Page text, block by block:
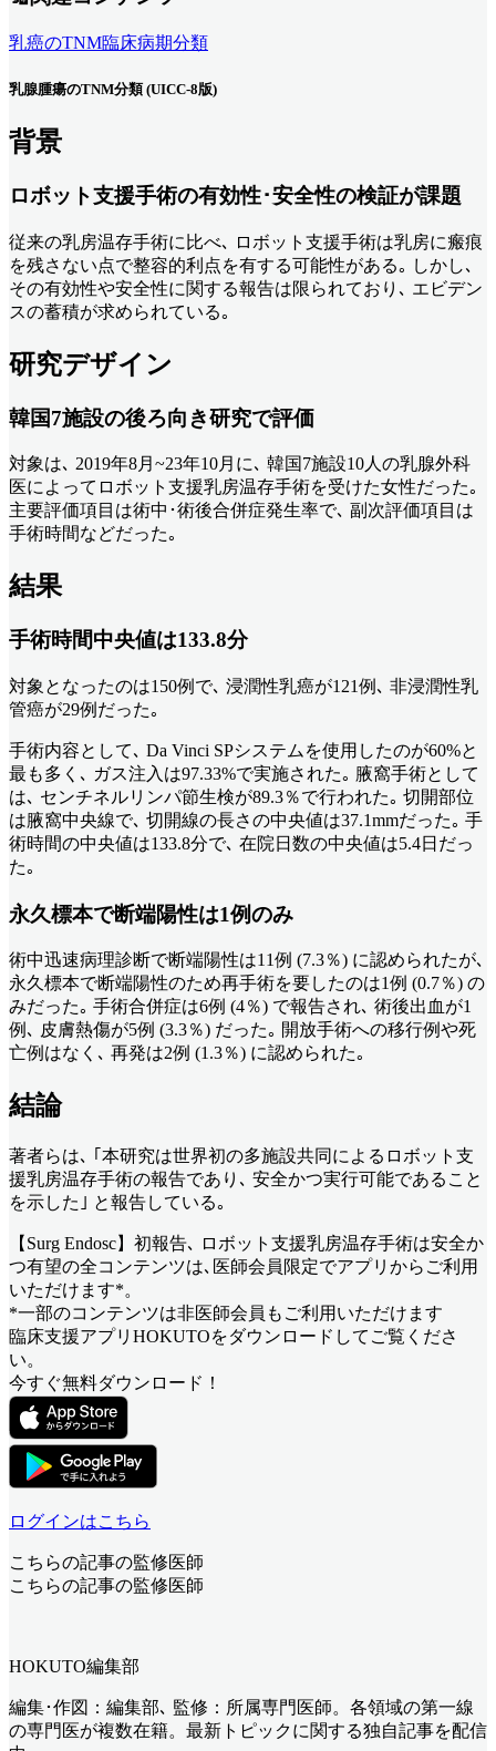
乳癌のTNM臨床病期分類
乳腺腫瘍のTNM分類 (UICC-8版)
背景
ロボット支援手術の有効性･安全性の検証が課題
従来の乳房温存手術に比べ､ ロボット支援手術は乳房に瘢痕
を残さない点で整容的利点を有する可能性がある｡ しかし､
その有効性や安全性に関する報告は限られており､ エビデン
スの蓄積が求められている｡
研究デザイン
韓国7施設の後ろ向き研究で評価
対象は､ 2019年8月~23年10月に､ 韓国7施設10人の乳腺外科
医によってロボット支援乳房温存手術を受けた女性だった｡
主要評価項目は術中･術後合併症発生率で､ 副次評価項目は
手術時間などだった｡
結果
手術時間中央値は133.8分
対象となったのは150例で､ 浸潤性乳癌が121例､ 非浸潤性乳
管癌が29例だった｡
手術内容として､ Da Vinci SPシステムを使用したのが60%と
最も多く､ ガス注入は97.33%で実施された｡ 腋窩手術として
は､ センチネルリンパ節生検が89.3％で行われた｡ 切開部位
は腋窩中央線で､ 切開線の長さの中央値は37.1mmだった｡ 手
術時間の中央値は133.8分で､ 在院日数の中央値は5.4日だっ
た｡
永久標本で断端陽性は1例のみ
術中迅速病理診断で断端陽性は11例 (7.3％) に認められたが､
永久標本で断端陽性のため再手術を要したのは1例 (0.7％) の
みだった｡ 手術合併症は6例 (4％) で報告され､ 術後出血が1
例､ 皮膚熱傷が5例 (3.3％) だった｡ 開放手術への移行例や死
亡例はなく､ 再発は2例 (1.3％) に認められた｡
結論
著者らは､ ｢本研究は世界初の多施設共同によるロボット支
援乳房温存手術の報告であり､ 安全かつ実行可能であること
を示した｣ と報告している｡
【Surg Endosc】初報告､ ロボット支援乳房温存手術は安全か
つ有望の全コンテンツは､医師会員限定でアプリからご利用
いただけます*。
*一部のコンテンツは非医師会員もご利用いただけます
臨床支援アプリHOKUTOをダウンロードしてご覧くださ
い。
今すぐ無料ダウンロード！
ログインはこちら
こちらの記事の監修医師
こちらの記事の監修医師
HOKUTO編集部
編集･作図：編集部､ 監修：所属専門医師。各領域の第一線
の専門医が複数在籍。最新トピックに関する独自記事を配信